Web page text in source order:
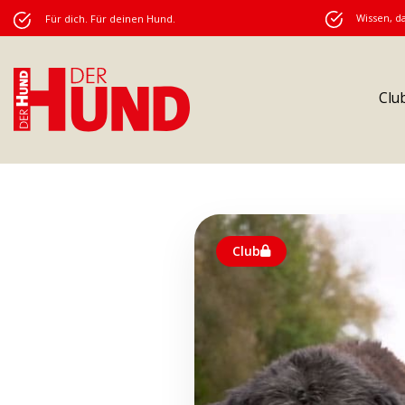
Für dich. Für deinen Hund. Wissen,
Club